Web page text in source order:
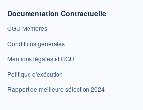
Documentation Contractuelle
CGU Membres
Conditions générales
Mentions légales et CGU
Politique d'exécution
Rapport de meilleure sélection 2024